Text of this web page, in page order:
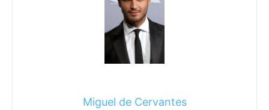
Miguel de Cervantes